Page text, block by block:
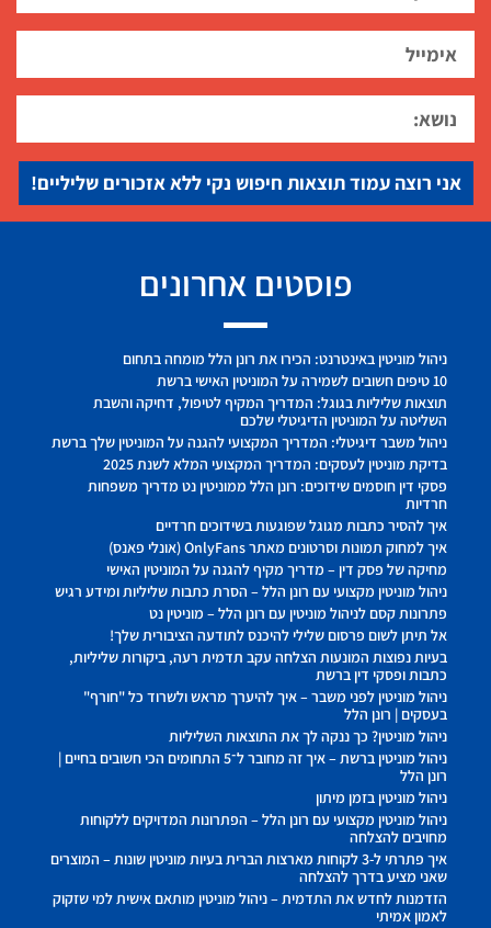
אני רוצה עמוד תוצאות חיפוש נקי ללא אזכורים שליליים!
פוסטים אחרונים
ניהול מוניטין באינטרנט: הכירו את רונן הלל מומחה בתחום
10 טיפים חשובים לשמירה על המוניטין האישי ברשת
תוצאות שליליות בגוגל: המדריך המקיף לטיפול, דחיקה והשבת
השליטה על המוניטין הדיגיטלי שלכם
ניהול משבר דיגיטלי: המדריך המקצועי להגנה על המוניטין שלך ברשת
בדיקת מוניטין לעסקים: המדריך המקצועי המלא לשנת 2025
פסקי דין חוסמים שידוכים: רונן הלל ממוניטין נט מדריך משפחות
חרדיות
איך להסיר כתבות מגוגל שפוגעות בשידוכים חרדיים
איך למחוק תמונות וסרטונים מאתר OnlyFans (אונלי פאנס)
מחיקה של פסק דין – מדריך מקיף להגנה על המוניטין האישי
ניהול מוניטין מקצועי עם רונן הלל – הסרת כתבות שליליות ומידע רגיש
פתרונות קסם לניהול מוניטין עם רונן הלל – מוניטין נט
אל תיתן לשום פרסום שלילי להיכנס לתודעה הציבורית שלך!
בעיות נפוצות המונעות הצלחה עקב תדמית רעה, ביקורות שליליות,
כתבות ופסקי דין ברשת
ניהול מוניטין לפני משבר – איך להיערך מראש ולשרוד כל "חורף"
בעסקים | רונן הלל
ניהול מוניטין? כך ננקה לך את התוצאות השליליות
ניהול מוניטין ברשת – איך זה מחובר ל־5 התחומים הכי חשובים בחיים |
רונן הלל
ניהול מוניטין בזמן מיתון
ניהול מוניטין מקצועי עם רונן הלל – הפתרונות המדויקים ללקוחות
מחויבים להצלחה
איך פתרתי ל-3 לקוחות מארצות הברית בעיות מוניטין שונות – המוצרים
שאני מציע בדרך להצלחה
הזדמנות לחדש את התדמית – ניהול מוניטין מותאם אישית למי שזקוק
לאמון אמיתי